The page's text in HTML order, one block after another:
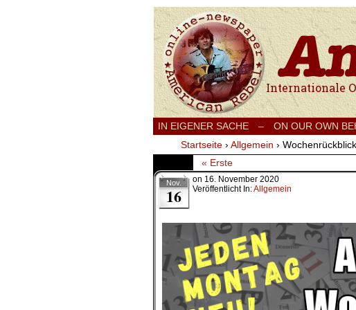
Internationale
IN EIGENER SACHE – ON OUR OWN
Startseite › Allgemein ›
« Erste
Nov.
16
on 16. November 2020
Veröffentlicht In:Allgemein